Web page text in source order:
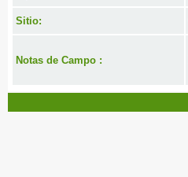
Sitio:
Notas de Campo :